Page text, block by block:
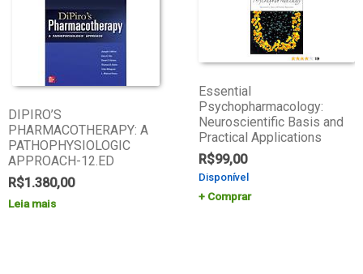
DIPIRO’S
PHARMACOTHERAPY: A
PATHOPHYSIOLOGIC
APPROACH-12.ED
R$1.380,00
Leia mais
Essential
Psychopharmacology:
Neuroscientific Basis and
Practical Applications
R$99,00
Disponível
Comprar